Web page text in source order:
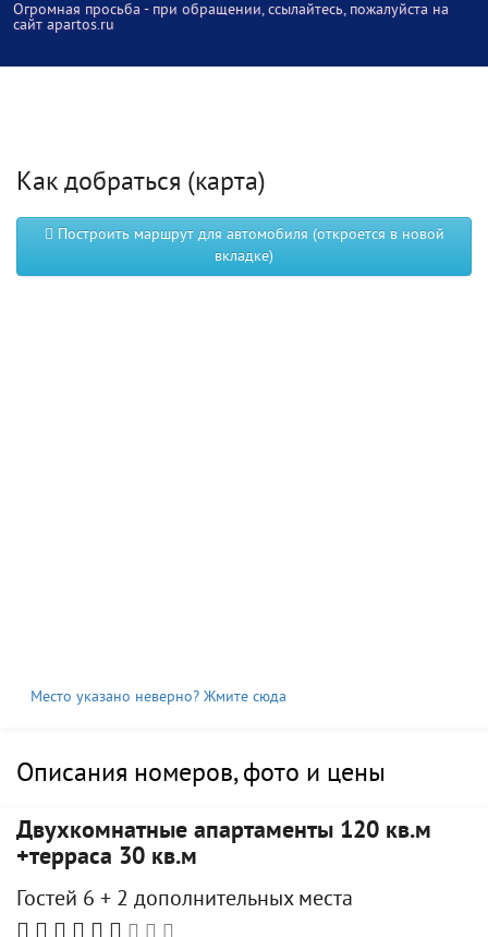
Огромная просьба - при обращении, ссылайтесь, пожалуйста на
сайт apartos.ru
Как добраться (карта)
Построить маршрут для автомобиля (откроется в новой
вкладке)
Место указано неверно? Жмите сюда
Описания номеров, фото и цены
Двухкомнатные апартаменты 120 кв.м
+терраса 30 кв.м
Гостей 6 + 2 дополнительных места